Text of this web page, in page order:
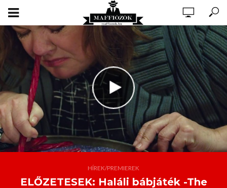
HÍREK/PREMIEREK
ELŐZETESEK: Haláli bábjáték -The